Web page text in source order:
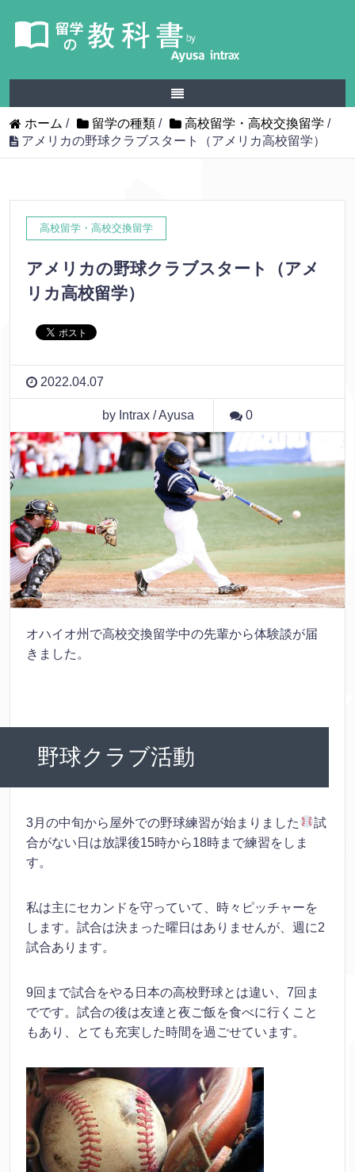
ホーム / 留学の種類 / 高校留学・高校交換留学 /
アメリカの野球クラブスタート（アメリカ高校留学）
高校留学・高校交換留学
アメリカの野球クラブスタート（アメ
リカ高校留学）
2022.04.07
by Intrax / Ayusa 0
オハイオ州で高校交換留学中の先輩から体験談が届
きました。
野球クラブ活動
3月の中旬から屋外での野球練習が始まりました
試
合がない日は放課後15時から18時まで練習をしま
す。
私は主にセカンドを守っていて、時々ピッチャーを
します。試合は決まった曜日はありませんが、週に2
試合あります。
9回まで試合をやる日本の高校野球とは違い、7回ま
でです。試合の後は友達と夜ご飯を食べに行くこと
もあり、とても充実した時間を過ごせています。